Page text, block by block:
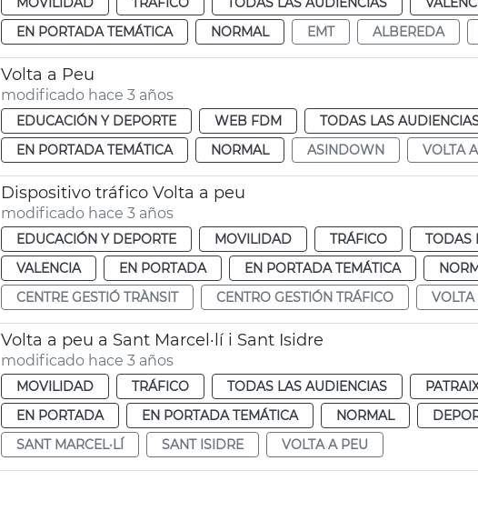
EN PORTADA TEMÁTICA
NORMAL EMT ALBEREDA
Volta a Peu
modificado hace 3 años
EDUCACIÓN Y DEPORTE WEB FDM TODAS LAS
EN PORTADA TEMÁTICA
NORMAL ASINDOWN VOLTA
Dispositivo tráfico Volta a peu
modificado hace 3 años
EDUCACIÓN Y DEPORTE MOVILIDAD TRÁFICO TODAS
VALENCIA
EN PORTADA EN PORTADA TEMÁTICA
CENTRE GESTIÓ TRÀNSIT
CENTRO GESTIÓN TRÁFICO VOLTA
Volta a peu a Sant Marcel·lí i Sant Isidre
modificado hace 3 años
MOVILIDAD TRÁFICO TODAS LAS AUDIENCIAS
EN PORTADA
EN PORTADA TEMÁTICA NORMAL
SANT MARCEL·LÍ
SANT ISIDRE VOLTA A PEU